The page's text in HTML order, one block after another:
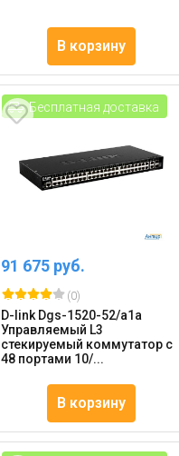
В корзину
Бесплатная доставка
91 675 руб.
(0)
D-link Dgs-1520-52/a1a
Управляемый L3
стекируемый коммутатор с
48 портами 10/...
В корзину